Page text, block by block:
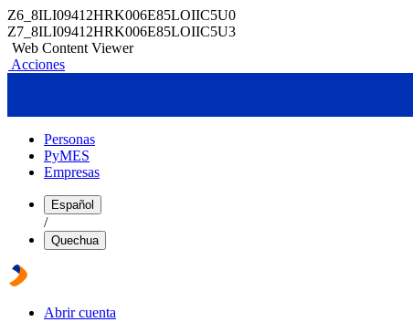
Z6_8ILI09412HRK006E85LOIIC5U0
Z7_8ILI09412HRK006E85LOIIC5U3
Web Content Viewer
Acciones
Personas
PyMES
Empresas
Español
/
Quechua
Abrir cuenta